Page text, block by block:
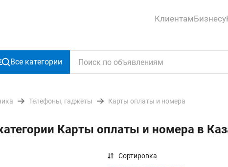
КлиентамБизнесу
Все категории
Телефоны, гаджеты Карты оплаты и номера
Карты оплаты и номера в
Сортировка